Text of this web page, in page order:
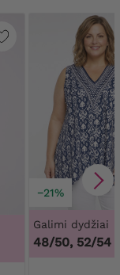
56, 58/60
−21%
Galimi dydžiai
48/50, 52/54